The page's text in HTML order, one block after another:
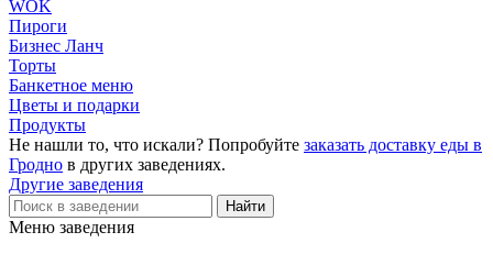
WOK
Пироги
Бизнес Ланч
Торты
Банкетное меню
Цветы и подарки
Продукты
Не нашли то, что искали? Попробуйте заказать доставку еды в
Гродно в других заведениях.
Другие заведения
Меню заведения